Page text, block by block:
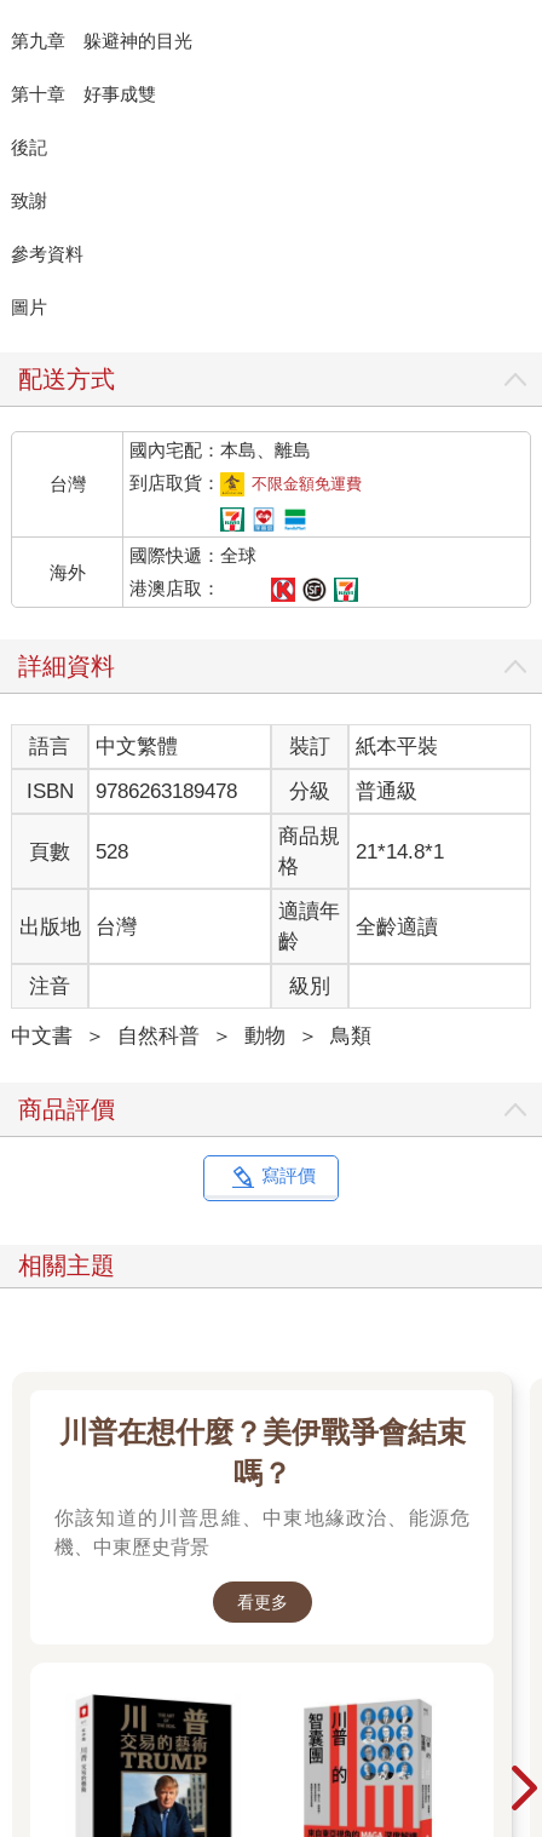
第九章 躲避神的目光
第十章 好事成雙
後記
致謝
參考資料
圖片
配送方式
台灣
國內宅配：本島、離島
到店取貨：
不限金額免運費
海外
國際快遞：全球
港澳店取：
詳細資料
語言 中文繁體 裝訂
紙本平裝
ISBN
9786263189478 分級 普通級
頁數 528
商品規
格
21*14.8*1
出版地 台灣
適讀年
齡
全齡適讀
注音 級別
中文書 ＞ 自然科普 ＞ 動物 ＞ 鳥類
商品評價
寫評價
相關主題
川普在想什麼？美伊戰爭會結束
嗎？
你該知道的川普思維、中東地緣政治、能源危
機、中東歷史背景
看更多